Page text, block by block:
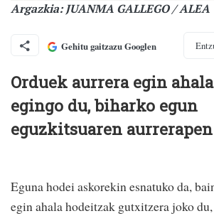
Argazkia: JUANMA GALLEGO / ALEA
Gehitu gaitzazu Googlen
Orduek aurrera egin
egingo du, biharko egun
eguzkitsuaren
Eguna hodei askorekin esnatuko da,
egin ahala hodeitzak gutxitzera joko